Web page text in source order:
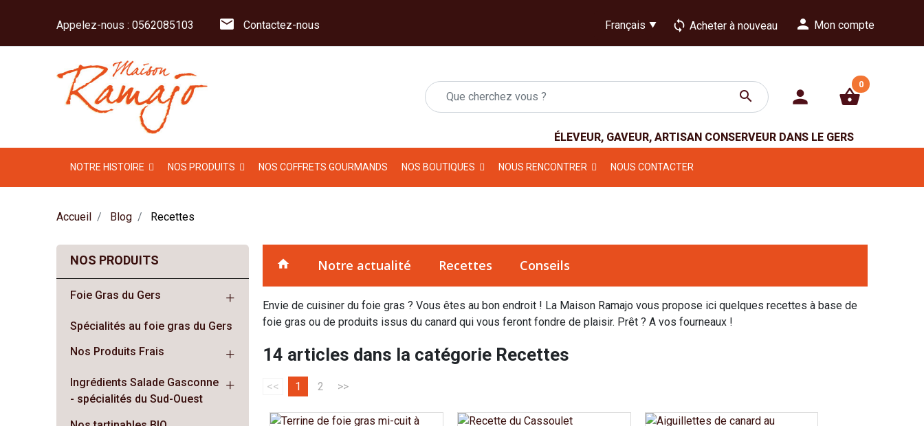
Appelez-nous : 0562085103 mail Contactez-nous loop Acheter à nouveau person Mon compte
search person shopping_basket
0
ÉLEVEUR, GAVEUR, ARTISAN CONSERVEUR DANS LE GERS
NOTRE HISTOIRE NOS PRODUITS NOS COFFRETS GOURMANDS NOS BOUTIQUES NOUS RENCONTRER NOUS CONTACTER
Accueil Blog Recettes
NOS PRODUITS
Foie Gras du Gers
Spécialités au foie gras du Gers
Nos Produits Frais
Ingrédients Salade Gasconne
- spécialités du Sud-Ouest
home Notre actualité Recettes Conseils
Envie de cuisiner du foie gras ? Vous êtes au bon endroit ! La Maison Ramajo vous propose ici quelques recettes à base de
foie gras ou de produits issus du canard qui vous feront fondre de plaisir. Prêt ? A vos fourneaux !
14 articles dans la catégorie Recettes
<< 1 2 >>